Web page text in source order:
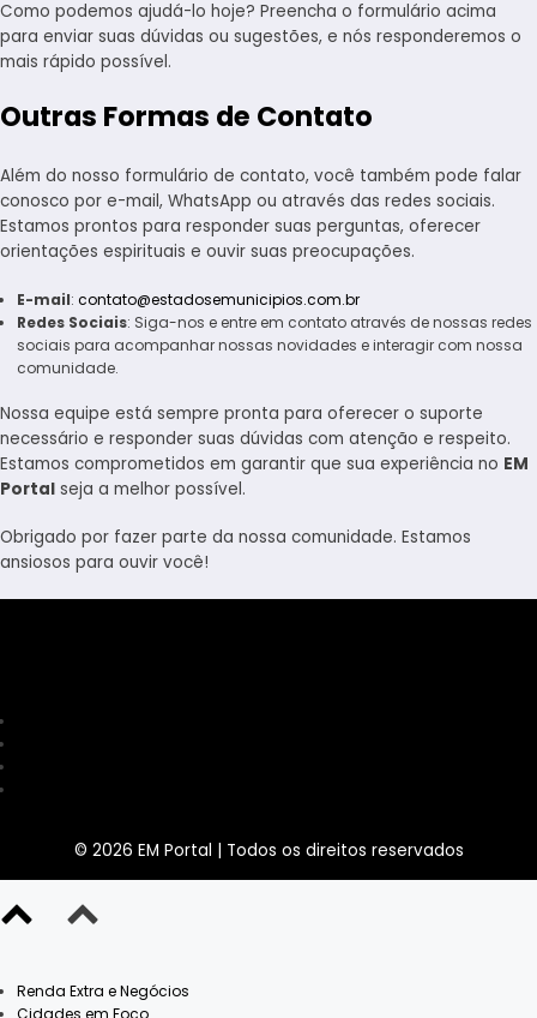
Como podemos ajudá-lo hoje? Preencha o formulário acima
para enviar suas dúvidas ou sugestões, e nós responderemos o
mais rápido possível.
Outras Formas de Contato
Além do nosso formulário de contato, você também pode falar
conosco por e-mail, WhatsApp ou através das redes sociais.
Estamos prontos para responder suas perguntas, oferecer
orientações espirituais e ouvir suas preocupações.
E-mail: contato@estadosemunicipios.com.br
Redes Sociais: Siga-nos e entre em contato através de nossas redes
sociais para acompanhar nossas novidades e interagir com nossa
comunidade.
Nossa equipe está sempre pronta para oferecer o suporte
necessário e responder suas dúvidas com atenção e respeito.
Estamos comprometidos em garantir que sua experiência no EM
Portal seja a melhor possível.
Obrigado por fazer parte da nossa comunidade. Estamos
ansiosos para ouvir você!
© 2026 EM Portal | Todos os direitos reservados
Renda Extra e Negócios
Cidades em Foco